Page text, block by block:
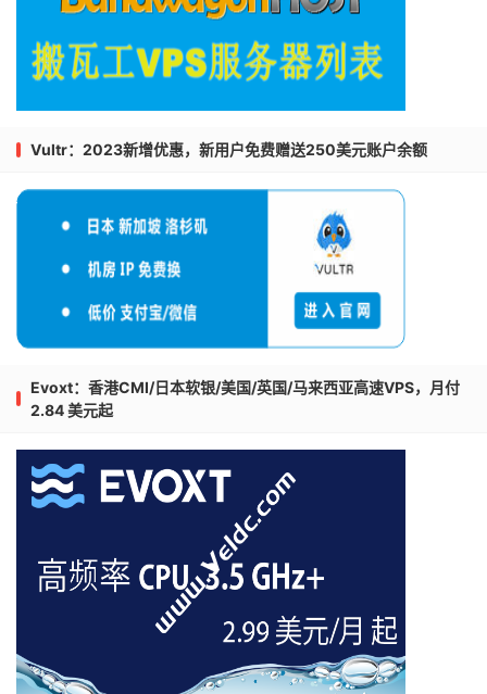
Vultr：2023新增优惠，新用户免费赠送250美元账户余额
Evoxt：香港CMI/日本软银/美国/英国/马来西亚高速VPS，月付
2.84 美元起